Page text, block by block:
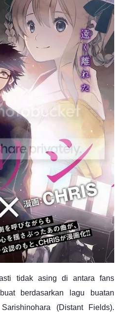
tidak asing di antara fans
berdasarkan lagu buatan
(Distant Fields).